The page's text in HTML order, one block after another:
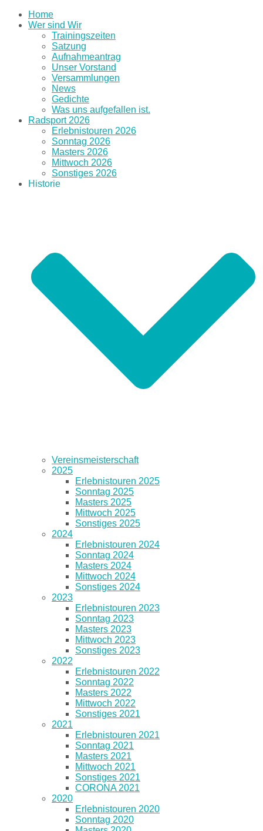
Home
Wer sind Wir
Trainingszeiten
Satzung
Aufnahmeantrag
Unser Vorstand
Versammlungen
News
Gedichte
Was uns aufgefallen ist.
Radsport 2026
Erlebnistouren 2026
Sonntag 2026
Masters 2026
Mittwoch 2026
Sonstiges 2026
Historie
Vereinsmeisterschaft
2025
Erlebnistouren 2025
Sonntag 2025
Masters 2025
Mittwoch 2025
Sonstiges 2025
2024
Erlebnistouren 2024
Sonntag 2024
Masters 2024
Mittwoch 2024
Sonstiges 2024
2023
Erlebnistouren 2023
Sonntag 2023
Masters 2023
Mittwoch 2023
Sonstiges 2023
2022
Erlebnistouren 2022
Sonntag 2022
Masters 2022
Mittwoch 2022
Sonstiges 2021
2021
Erlebnistouren 2021
Sonntag 2021
Masters 2021
Mittwoch 2021
Sonstiges 2021
CORONA 2021
2020
Erlebnistouren 2020
Sonntag 2020